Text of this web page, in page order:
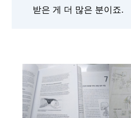
받은 게 더 많은 분이죠.